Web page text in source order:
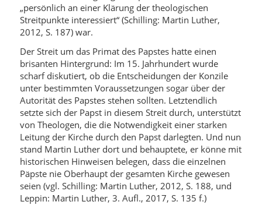
„persönlich an einer Klärung der theologischen
Streitpunkte interessiert“ (Schilling: Martin Luther,
2012, S. 187) war.
Der Streit um das Primat des Papstes hatte einen
brisanten Hintergrund: Im 15. Jahrhundert wurde
scharf diskutiert, ob die Entscheidungen der Konzile
unter bestimmten Voraussetzungen sogar über der
Autorität des Papstes stehen sollten. Letztendlich
setzte sich der Papst in diesem Streit durch, unterstützt
von Theologen, die die Notwendigkeit einer starken
Leitung der Kirche durch den Papst darlegten. Und nun
stand Martin Luther dort und behauptete, er könne mit
historischen Hinweisen belegen, dass die einzelnen
Päpste nie Oberhaupt der gesamten Kirche gewesen
seien (vgl. Schilling: Martin Luther, 2012, S. 188, und
Leppin: Martin Luther, 3. Aufl., 2017, S. 135 f.)